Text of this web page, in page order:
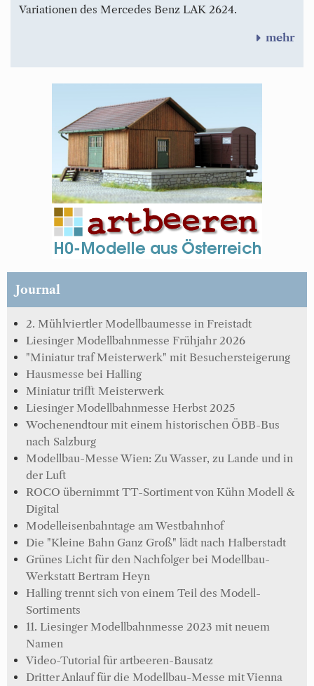
Variationen des Mercedes Benz LAK 2624.
mehr
Journal
2. Mühlviertler Modellbaumesse in Freistadt
Liesinger Modellbahnmesse Frühjahr 2026
"Miniatur traf Meisterwerk" mit Besuchersteigerung
Hausmesse bei Halling
Miniatur trifft Meisterwerk
Liesinger Modellbahnmesse Herbst 2025
Wochenendtour mit einem historischen ÖBB-Bus
nach Salzburg
Modellbau-Messe Wien: Zu Wasser, zu Lande und in
der Luft
ROCO übernimmt TT-Sortiment von Kühn Modell &
Digital
Modelleisenbahntage am Westbahnhof
Die "Kleine Bahn Ganz Groß" lädt nach Halberstadt
Grünes Licht für den Nachfolger bei Modellbau-
Werkstatt Bertram Heyn
Halling trennt sich von einem Teil des Modell-
Sortiments
11. Liesinger Modellbahnmesse 2023 mit neuem
Namen
Video-Tutorial für artbeeren-Bausatz
Dritter Anlauf für die Modellbau-Messe mit Vienna